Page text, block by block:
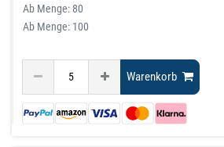
Ab Menge: 80
Ab Menge: 100
Warenkorb